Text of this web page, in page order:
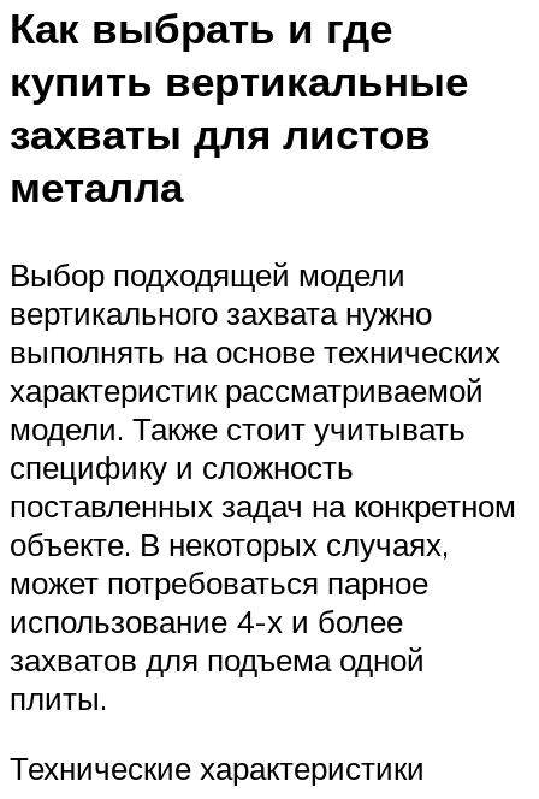
Как выбрать и где
купить вертикальные
захваты для листов
металла
Выбор подходящей модели
вертикального захвата нужно
выполнять на основе технических
характеристик рассматриваемой
модели. Также стоит учитывать
специфику и сложность
поставленных задач на конкретном
объекте. В некоторых случаях,
может потребоваться парное
использование 4-х и более
захватов для подъема одной
плиты.
Технические характеристики